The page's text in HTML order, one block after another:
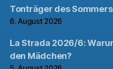
Tonträger des Sommers
6. August 2026
La Strada 2026/6:
den Mädchen?